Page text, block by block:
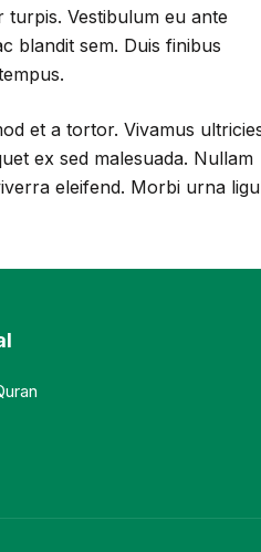
Vestibulum eu ante
blandit sem. Duis finibus
et a tortor. Vivamus
ex sed malesuada. Nullam
eleifend. Morbi urna